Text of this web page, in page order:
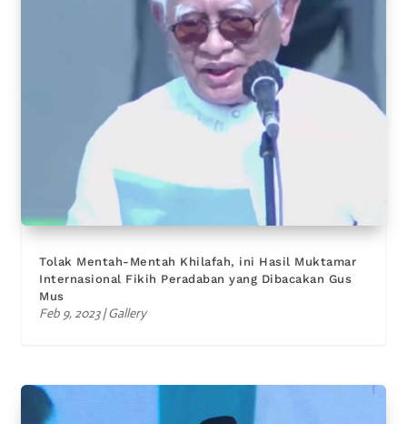
Tolak Mentah-Mentah Khilafah, ini Hasil Muktamar
Internasional Fikih Peradaban yang Dibacakan Gus
Mus
Feb 9, 2023|Gallery